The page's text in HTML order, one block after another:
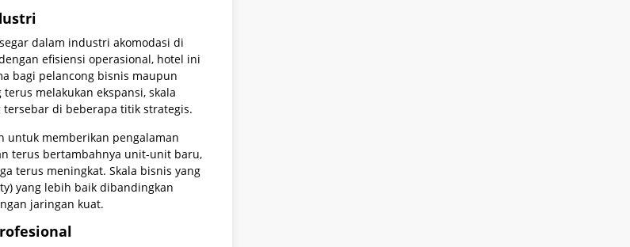
dalam industri akomodasi di
efisiensi operasional, hotel ini
bagi pelancong bisnis maupun
melakukan ekspansi, skala
di beberapa titik strategis.
untuk memberikan pengalaman
terus bertambahnya unit-unit baru,
terus meningkat. Skala bisnis yang
yang lebih baik dibandingkan
jaringan kuat.